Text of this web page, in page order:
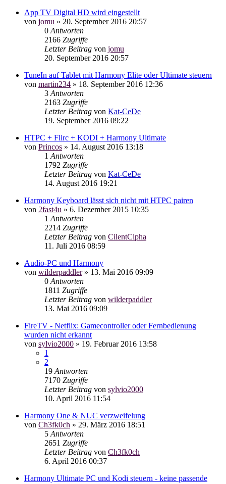
App TV Digital HD wird eingestellt
von jomu » 20. September 2016 20:57
0 Antworten
2166 Zugriffe
Letzter Beitrag von jomu
20. September 2016 20:57
TuneIn auf Tablet mit Harmony Elite oder Ultimate steuern
von martin234 » 18. September 2016 12:36
3 Antworten
2163 Zugriffe
Letzter Beitrag von Kat-CeDe
19. September 2016 09:22
HTPC + Flirc + KODI + Harmony Ultimate
von Princos » 14. August 2016 13:18
1 Antworten
1792 Zugriffe
Letzter Beitrag von Kat-CeDe
14. August 2016 19:21
Harmony Keyboard lässt sich nicht mit HTPC pairen
von 2fast4u » 6. Dezember 2015 10:35
1 Antworten
2214 Zugriffe
Letzter Beitrag von CilentCipha
11. Juli 2016 08:59
Audio-PC und Harmony
von wilderpaddler» 13. Mai 2016 09:09
0 Antworten
1811 Zugriffe
Letzter Beitrag von wilderpaddler
13. Mai 2016 09:09
FireTV - Netflix: Gamecontroller oder Fernbedienung
wurden nicht erkannt
von sylvio2000 » 19. Februar 2016 13:58
1
2
19 Antworten
7170 Zugriffe
Letzter Beitrag von sylvio2000
10. April 2016 11:54
Harmony One & NUC verzweifelung
von Ch3fk0ch » 29. März 2016 18:51
5 Antworten
2651 Zugriffe
Letzter Beitrag von Ch3fk0ch
6. April 2016 00:37
Harmony Ultimate PC und Kodi steuern - keine passende